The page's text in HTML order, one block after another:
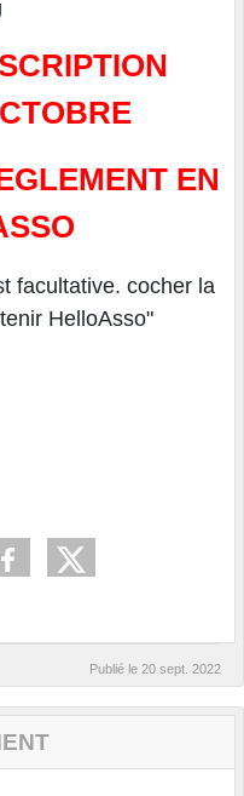
EN
facultative. cocher la
HelloAsso"
Publié le 20 sept. 2022